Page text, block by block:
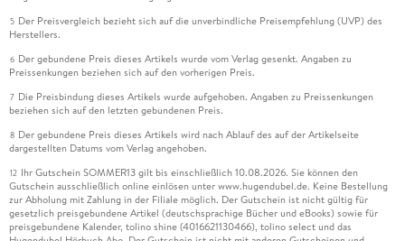
5 Der Preisvergleich bezieht sich auf die unverbindliche Preisempfehlung (UVP) des
Herstellers.
6 Der gebundene Preis dieses Artikels wurde vom Verlag gesenkt. Angaben zu
Preissenkungen beziehen sich auf den vorherigen Preis.
7 Die Preisbindung dieses Artikels wurde aufgehoben. Angaben zu Preissenkungen
beziehen sich auf den letzten gebundenen Preis.
8 Der gebundene Preis dieses Artikels wird nach Ablauf des auf der Artikelseite
dargestellten Datums vom Verlag angehoben.
12 Ihr Gutschein SOMMER13 gilt bis einschließlich 10.08.2026. Sie können den
Gutschein ausschließlich online einlösen unter www.hugendubel.de. Keine Bestellung
zur Abholung mit Zahlung in der Filiale möglich. Der Gutschein ist nicht gültig für
gesetzlich preisgebundene Artikel (deutschsprachige Bücher und eBooks) sowie für
preisgebundene Kalender, tolino shine (4016621130466), tolino select und das